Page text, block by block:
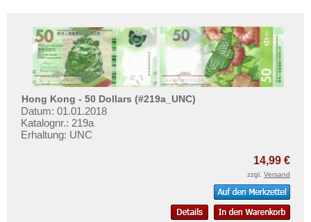
Hong Kong - 50 Dollars (#219a_UNC)
Datum: 01.01.2018
Katalognr.: 219a
Erhaltung: UNC
14,99 €
zzgl. Versand